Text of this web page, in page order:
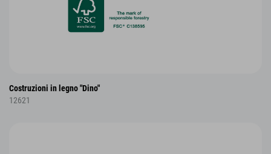
Costruzioni in legno "Dino"
12621